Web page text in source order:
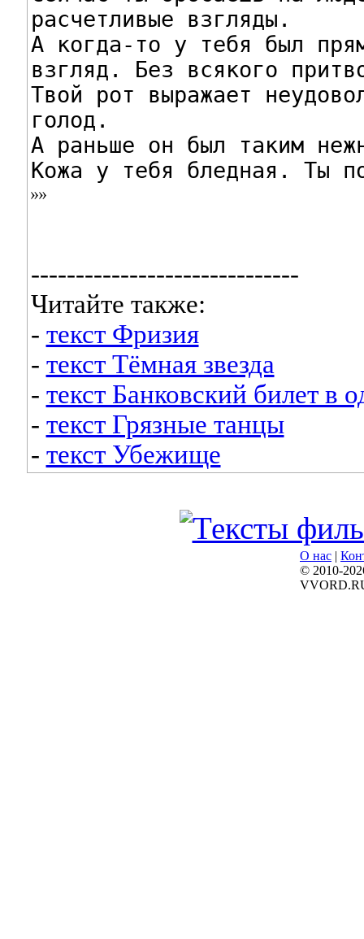
расчетливые взгляды.
А когда-то у тебя был
взгляд. Без всякого
Твой рот выражает
голод.
А раньше он был таким
Кожа у тебя бледная. Ты
------------------------------
Читайте также:
- текст Фризия
- текст Тёмная звезда
- текст Банковский билет в
- текст Грязные танцы
- текст Убежище
О нас |
© 2010-